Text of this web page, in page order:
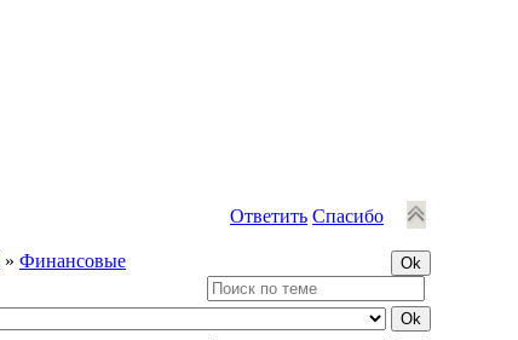
Ответить Спасибо
» Финансовые